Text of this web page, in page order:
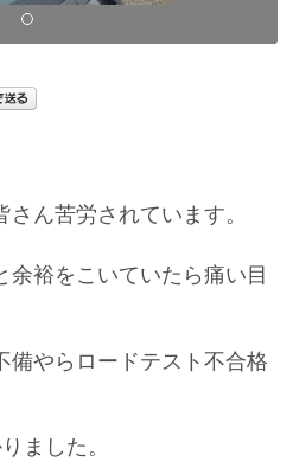
ん苦労されています。
余裕をこいていたら痛い目
備やらロードテスト不合格
ました。